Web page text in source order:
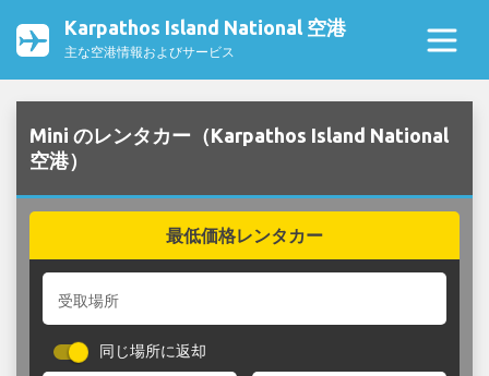
Karpathos Island National 空港
主な空港情報およびサービス
Mini のレンタカー（Karpathos Island National
空港）
最低価格レンタカー
受取場所
同じ場所に返却